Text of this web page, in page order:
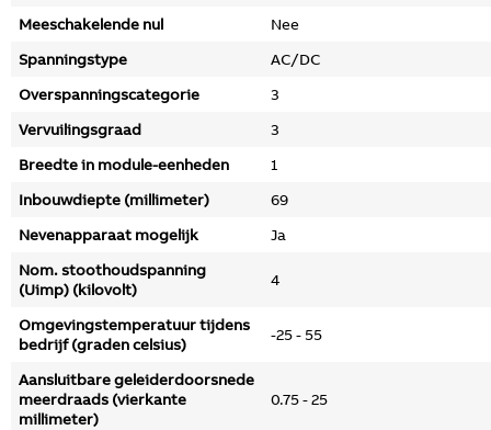
Meeschakelende nul
Nee
Spanningstype
AC/DC
Overspanningscategorie
3
Vervuilingsgraad
3
Breedte in module-eenheden
1
Inbouwdiepte (millimeter)
69
Nevenapparaat mogelijk
Ja
Nom. stoothoudspanning
(Uimp) (kilovolt)
4
Omgevingstemperatuur tijdens
bedrijf (graden celsius)
-25 - 55
Aansluitbare geleiderdoorsnede
meerdraads (vierkante
millimeter)
0.75 - 25